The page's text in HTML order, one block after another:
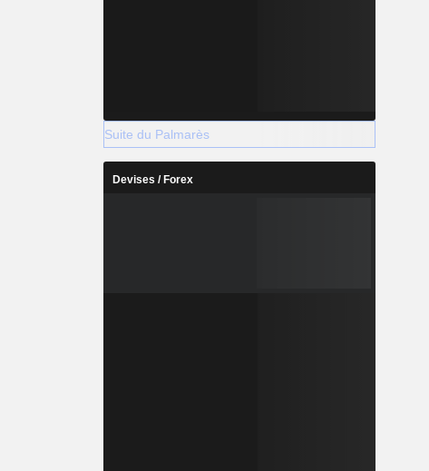
Suite du Palmarès
Devises / Forex